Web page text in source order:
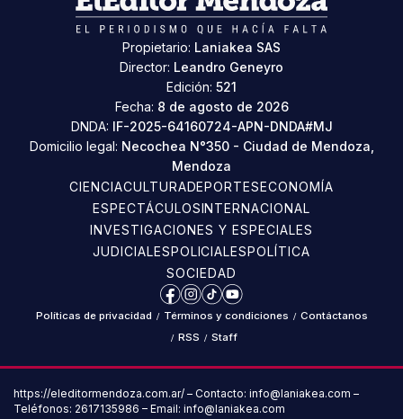
Propietario: Laniakea SAS
Director: Leandro Geneyro
Edición: 521
Fecha: 8 de agosto de 2026
DNDA: IF-2025-64160724-APN-DNDA#MJ
Domicilio legal: Necochea N°350 - Ciudad de Mendoza,
Mendoza
CIENCIACULTURADEPORTESECONOMÍA
ESPECTÁCULOSINTERNACIONAL
INVESTIGACIONES Y ESPECIALES
JUDICIALESPOLICIALESPOLÍTICA
SOCIEDAD
Facebook
Instagram
TikTokYouTube
Políticas de privacidad / Términos y condiciones / Contáctanos
/ RSS / Staff
https://eleditormendoza.com.ar/ – Contacto: info@laniakea.com –
Teléfonos: 2617135986 – Email: info@laniakea.com